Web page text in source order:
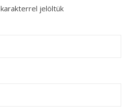
karakterrel jelöltük